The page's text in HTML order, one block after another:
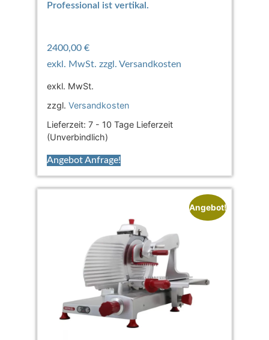
Professional ist vertikal.
2400,00 €
exkl. MwSt.
zzgl. Versandkosten
Lieferzeit: 7 - 10 Tage Lieferzeit
(Unverbindlich)
Angebot Anfrage!
Angebot!